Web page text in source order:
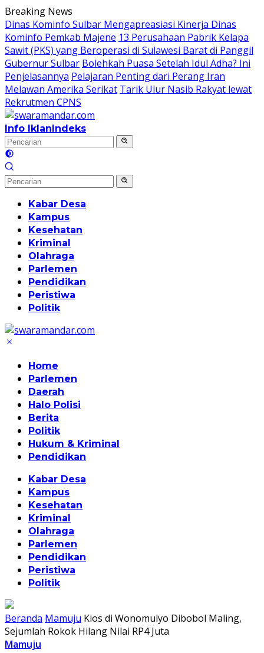
Langsung
ke
konten
Breaking News
Dinas Kominfo Sulbar Mengapreasiasi Kinerja Dinas
Kominfo Pemkab Majene 13 Perusahaan Pabrik Kelapa
Sawit (PKS) yang Beroperasi di Sulawesi Barat di Panggil
Gubernur Sulbar Bolehkah Puasa Setelah Idul Adha? Ini
Penjelasannya Pelajaran Penting dari Perang Iran
Melawan Amerika Serikat Tarik Ulur Nasib Rakyat lewat
Rekrutmen CPNS
Info IklanIndeks
Kabar Desa
Kampus
Kesehatan
Kriminal
Olahraga
Parlemen
Pendidikan
Peristiwa
Politik
Home
Parlemen
Daerah
Halo Polisi
Berita
Politik
Hukum & Kriminal
Pendidikan
Kabar Desa
Kampus
Kesehatan
Kriminal
Olahraga
Parlemen
Pendidikan
Peristiwa
Politik
Beranda Mamuju Kios di Wonomulyo Dibobol Maling,
Sejumlah Rokok Hilang Nilai RP4 Juta
Mamuju